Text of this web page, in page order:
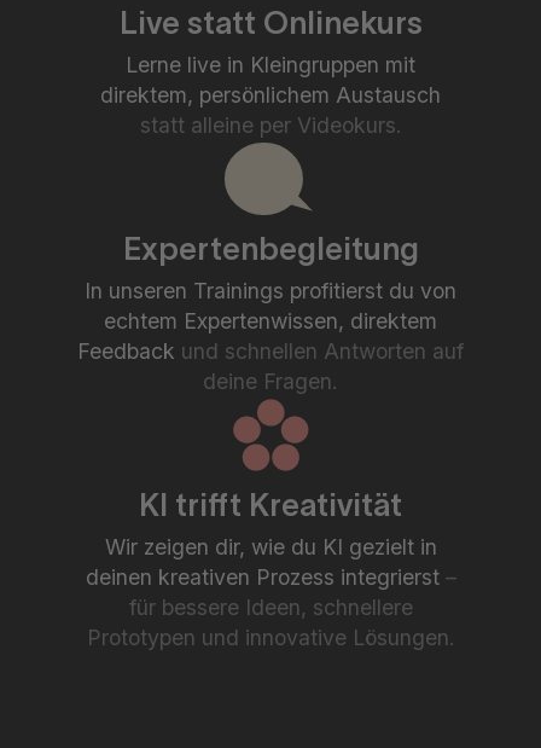
Live statt Onlinekurs
Lerne live in Kleingruppen mit
direktem, persönlichem Austausch
statt alleine per Videokurs.
Expertenbegleitung
In unseren Trainings profitierst du von
echtem Expertenwissen, direktem
Feedback und schnellen Antworten auf
deine Fragen.
KI trifft Kreativität
Wir zeigen dir, wie du KI gezielt in
deinen kreativen Prozess integrierst–
für bessere Ideen, schnellere
Prototypen und innovative Lösungen.